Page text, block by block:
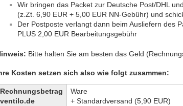
Wir bringen das Packet zur Deutsche Post/DHL
(z.Zt. 6,90 EUR + 5,00 EUR NN-Gebühr) und
Der Postposte verlangt dann beim Ausliefern des
PLUS 2,00 EUR Bearbeitungsgebühr
Bitte halten Sie am besten das Geld
Kosten setzen sich also wie folgt zusammen:
Rechnungsbetrag
ventilo.de
Ware
+ Standardversand (5,90 EUR)